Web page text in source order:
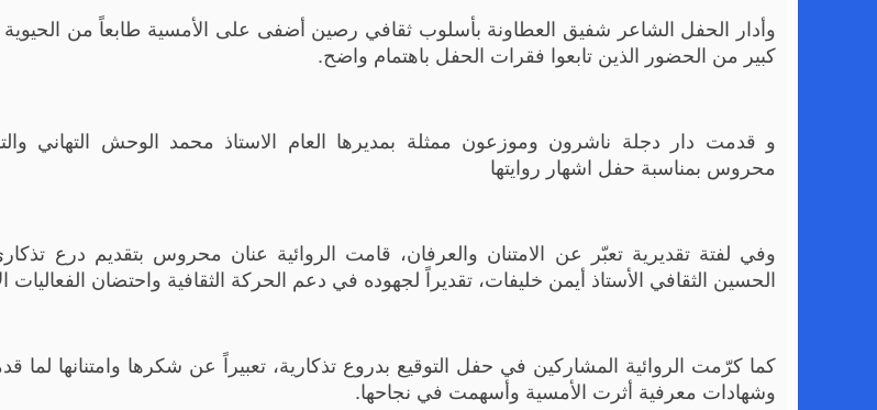
وأدار الحفل الشاعر شفيق العطاونة بأسلوب ثقافي رصين أضفى على الأمسية طابعاً من
كبير من الحضور الذين تابعوا فقرات الحفل باهتمام واضح.
و قدمت دار دجلة ناشرون وموزعون ممثلة بمديرها العام الاستاذ محمد الوحش التهاني
محروس بمناسبة حفل اشهار روايتها
وفي لفتة تقديرية تعبّر عن الامتنان والعرفان، قامت الروائية عنان محروس بتقديم درع
الحسين الثقافي الأستاذ أيمن خليفات، تقديراً لجهوده في دعم الحركة الثقافية واحتضان الفعاليات
كما كرّمت الروائية المشاركين في حفل التوقيع بدروع تذكارية، تعبيراً عن شكرها وامتنانها لما
وشهادات معرفية أثرت الأمسية وأسهمت في نجاحها.